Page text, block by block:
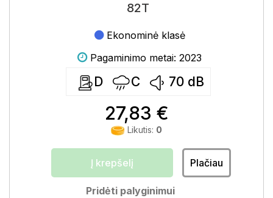
82T
Ekonominė klasė
Pagaminimo metai: 2023
D C 70 dB
27,83 €
Likutis: 0
Į krepšelį Plačiau
Pridėti palyginimui